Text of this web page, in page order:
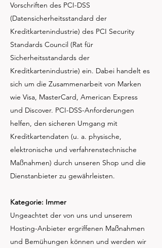
Vorschriften des PCI-DSS
(Datensicherheitsstandard der
Kreditkartenindustrie) des PCI Security
Standards Council (Rat für
Sicherheitsstandards der
Kreditkartenindustrie) ein. Dabei handelt es
sich um die Zusammenarbeit von Marken
wie Visa, MasterCard, American Express
und Discover. PCI-DSS-Anforderungen
helfen, den sicheren Umgang mit
Kreditkartendaten (u. a. physische,
elektronische und verfahrenstechnische
Maßnahmen) durch unseren Shop und die
Dienstanbieter zu gewährleisten.
Kategorie: Immer
Ungeachtet der von uns und unserem
Hosting-Anbieter ergriffenen Maßnahmen
und Bemühungen können und werden wir